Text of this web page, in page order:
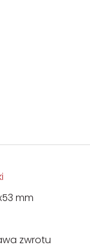
mm
zwrotu